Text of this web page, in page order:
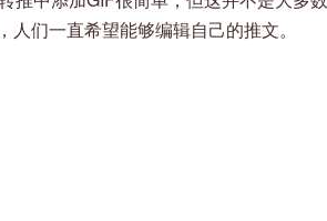
人们一直希望能够编辑自己的推文。